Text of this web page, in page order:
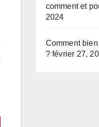
comment et
2024
Comment
? février 27,